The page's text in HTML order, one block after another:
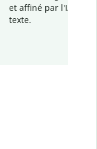
et affiné par l'IA
texte.